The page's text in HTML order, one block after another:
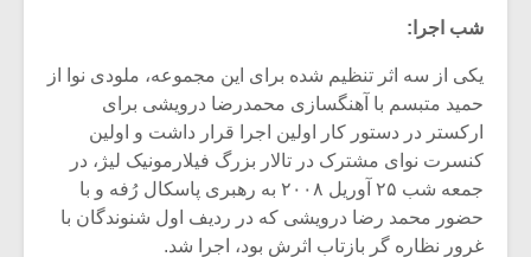
شب اجرا:
یکی از سه اثر تنظیم شده برای این مجموعه، ملودی نوا از
حمید متبسم با آهنگسازی محمدرضا درویشی برای
ارکستر در دستور کار اولین اجرا قرار داشت و اولین
کنسرت نوای مشترک در تالار بزرگ فیلارمونیک لیژ، در
جمعه شب ۲۵ آوریل ۲۰۰۸ به رهبری پاسکال رُفه و با
حضور محمد رضا درویشی که در ردیف اول شنوندگان با
غرور نظاره گر بازتاب اثرش بود، اجرا شد.